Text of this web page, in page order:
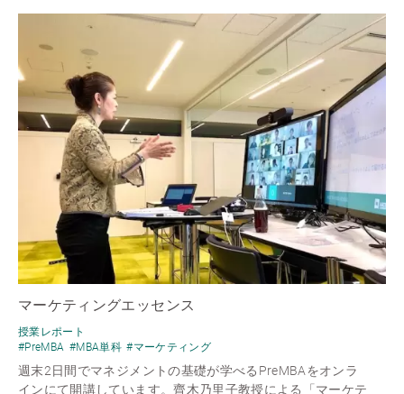
マーケティングエッセンス
授業レポート
#PreMBA #MBA単科 #マーケティング
週末2日間でマネジメントの基礎が学べるPreMBAをオンラ
インにて開講しています。齊木乃里子教授による「マーケテ